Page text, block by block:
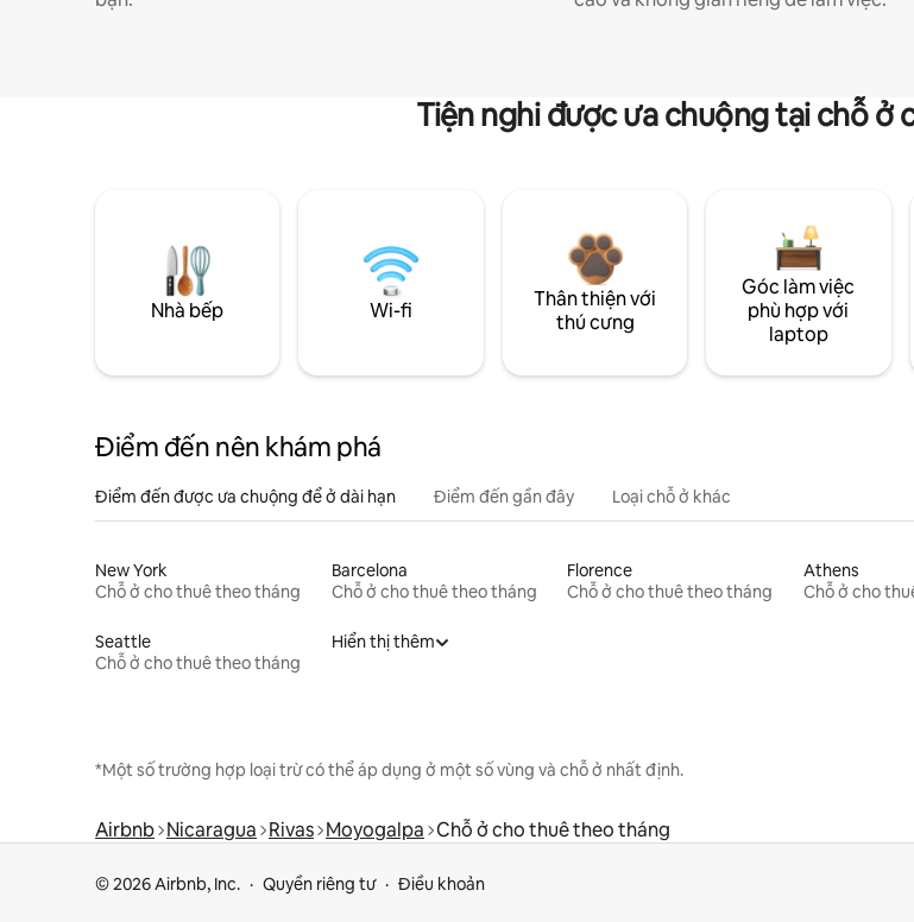
Tiện nghi được ưa chuộng tại chỗ ở
Nhà bếp Wi-fi
Thân thiện với
thú cưng
Góc làm việc
phù hợp với
laptop
Điểm đến nên khám phá
Điểm đến được ưa chuộng để ở dài hạn Điểm đến gần đây Loại chỗ ở khác
New York
Chỗ ở cho thuê theo tháng
Barcelona
Chỗ ở cho thuê theo tháng
Florence
Chỗ ở cho thuê theo tháng
Athens
Chỗ ở cho
Seattle
Chỗ ở cho thuê theo tháng
Hiển thị thêm
*Một số trường hợp loại trừ có thể áp dụng ở một số vùng và chỗ ở nhất định.
Airbnb Nicaragua Rivas Moyogalpa Chỗ ở cho thuê theo tháng
© 2026 Airbnb, Inc. Quyền riêng tư Điều khoản